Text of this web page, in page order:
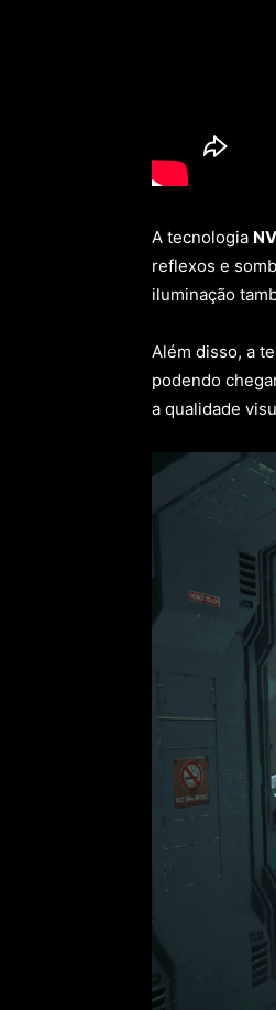
A tecnologia
reflexos e
iluminação
Além disso, a
podendo
a qualidade